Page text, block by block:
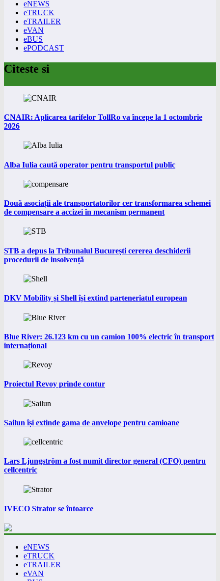
eNEWS
eTRUCK
eTRAILER
eVAN
eBUS
ePODCAST
Citeste si
CNAIR: Aplicarea tarifelor TollRo va începe la 1 octombrie
2026
Alba Iulia caută operator pentru transportul public
Două asociații ale transportatorilor cer transformarea schemei
de compensare a accizei în mecanism permanent
STB a depus la Tribunalul București cererea deschiderii
procedurii de insolvență
DKV Mobility și Shell își extind parteneriatul european
Blue River: 26.123 km cu un camion 100% electric în transport
internațional
Proiectul Revoy prinde contur
Sailun își extinde gama de anvelope pentru camioane
Lars Ljungström a fost numit director general (CFO) pentru
cellcentric
IVECO Strator se întoarce
eNEWS
eTRUCK
eTRAILER
eVAN